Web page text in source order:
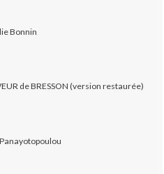
Bonnin
de BRESSON (version restaurée)